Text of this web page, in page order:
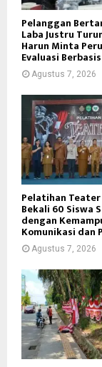
Pelanggan
Laba Justru
Harun Minta
Evaluasi
Agustus 7, 2026
Pelatihan
Bekali 60 Siswa
dengan
Komunikasi dan
Agustus 7, 2026